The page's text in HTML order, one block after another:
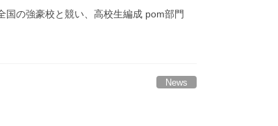
の強豪校と競い、高校生編成 pom部門
News